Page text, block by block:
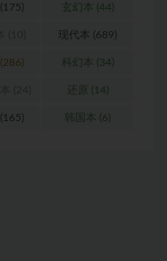
(175) 玄幻本 (44)
现代本 (689)
(286) 科幻本 (34)
还原 (14)
(165) 韩国本 (6)